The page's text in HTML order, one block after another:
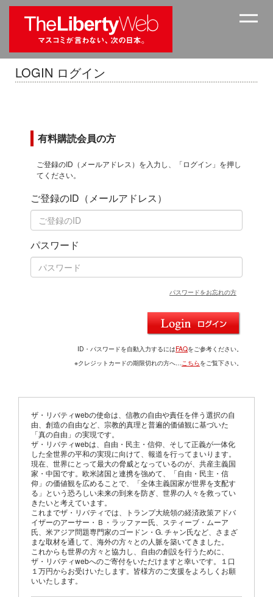
LOGIN ログイン
有料購読会員の方
ご登録のID（メールアドレス）を入力し、「ログイン」を押し
てください。
ご登録のID（メールアドレス）
パスワード
パスワードをお忘れの方
ID・パスワードを自動入力するにはFAQをご参考ください。
※クレジットカードの期限切れの方へ…こちらをご覧下さい。
ザ・リバティwebの使命は、信教の自由や責任を伴う選択の自
由、創造の自由など、宗教的真理と普遍的価値観に基づいた
「真の自由」の実現です。
ザ・リバティwebは、自由・民主・信仰、そして正義が一体化
した全世界の平和の実現に向けて、報道を行ってまいります。
現在、世界にとって最大の脅威となっているのが、共産主義国
家・中国です。欧米諸国と連携を強めて、「自由・民主・信
仰」の価値観を広めることで、「全体主義国家が世界を支配す
る」という恐ろしい未来の到来を防ぎ、世界の人々を救ってい
きたいと考えています。
これまでザ・リバティでは、トランプ大統領の経済政策アドバ
イザーのアーサー・Ｂ・ラッファー氏、スティーブ・ムーア
氏、米アジア問題専門家のゴードン・G. チャン氏など、さまざ
まな取材を通して、海外の方々との人脈を築いてきました。
これからも世界の方々と協力し、自由の創設を行うために、
ザ・リバティwebへのご寄付をいただけますと幸いです。１口
１万円からお受けいたします。皆様方のご支援をよろしくお願
いいたします。